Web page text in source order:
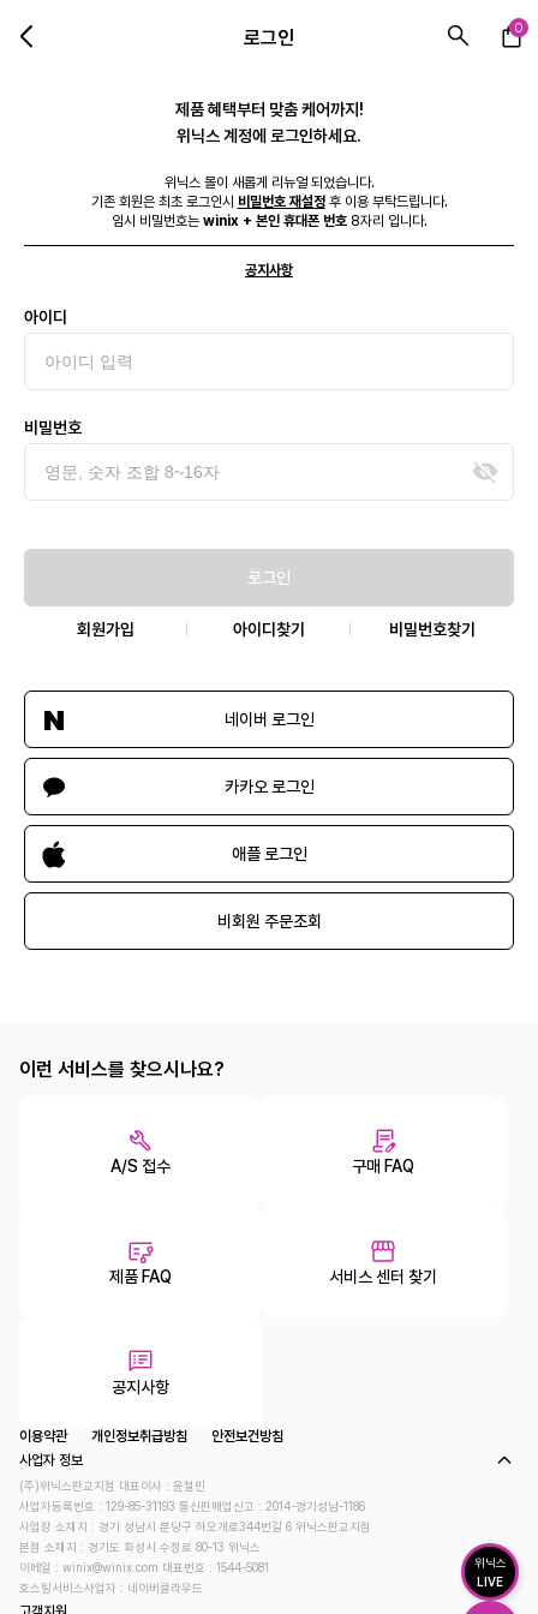
로그인 0
제품 혜택부터 맞춤 케어까지!
위닉스 계정에 로그인하세요.
위닉스 몰이 새롭게 리뉴얼 되었습니다.
기존 회원은 최초 로그인시 비밀번호 재설정후 이용 부탁드립니다.
임시 비밀번호는 winix + 본인 휴대폰 번호8자리 입니다.
공지사항
아이디
비밀번호
로그인
회원가입 아이디찾기 비밀번호찾기
네이버 로그인
카카오 로그인
애플 로그인
비회원 주문조회
위닉스
LIVE
이런 서비스를 찾으시나요?
A/S 접수 구매 FAQ
제품 FAQ 서비스 센터 찾기
공지사항
이용약관 개인정보취급방침
안전보건방침
사업자 정보
(주)위닉스판교지점 대표이사 : 윤철민
사업자등록번호 : 129-85-31193 통신판매업신고 : 2014-경기성남-1186
사업장 소재지 : 경기 성남시 분당구 하오개로344번길 6 위닉스판교지점
본점 소재지 : 경기도 화성시 수정로 80-13 위닉스
이메일 : winix@winix.com 대표번호 : 1544-5081
호스팅서비스사업자 : 네이버클라우드